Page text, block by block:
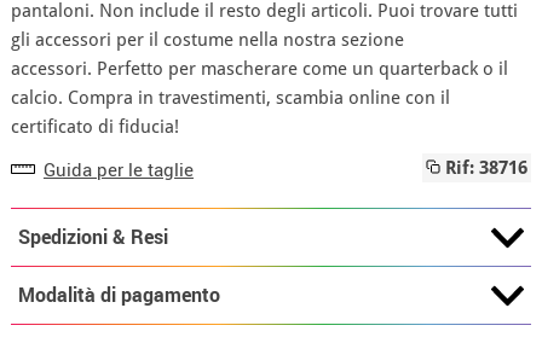
pantaloni. Non include il resto degli articoli. Puoi trovare tutti
gli accessori per il costume nella nostra sezione
accessori. Perfetto per mascherare come un quarterback o il
calcio. Compra in travestimenti, scambia online con il
certificato di fiducia!
Guida per le taglie Rif: 38716
Spedizioni & Resi
Modalità di pagamento